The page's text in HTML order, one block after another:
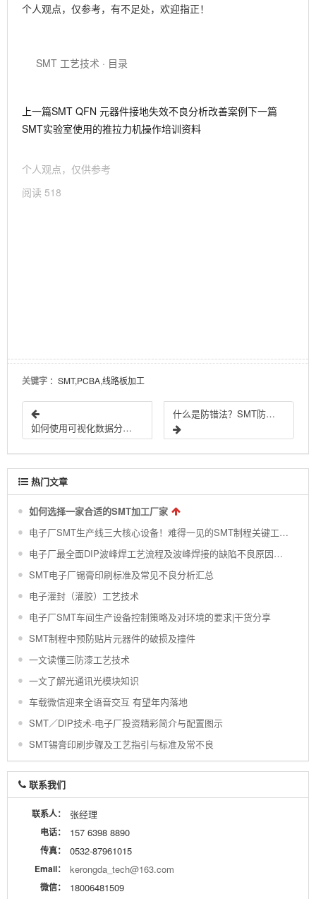
个人观点，仅参考，有不足处，欢迎指正！
SMT 工艺技术 · 目录
上一篇SMT QFN 元器件接地失效不良分析改善案例下一篇
SMT实验室使用的推拉力机操作培训资料
个人观点，仅供参考
阅读 518
关键字 ：SMT,PCBA,线路板加工
如何使用可视化数据分析提升SMT生产效率?
什么是防错法？SMT防错方法有哪些？结合案例分析！
热门文章
如何选择一家合适的SMT加工厂家
电子厂SMT生产线三大核心设备！难得一见的SMT制程关键工艺视频！
电子厂最全面DIP波峰焊工艺流程及波峰焊接的缺陷不良原因分析 !
SMT电子厂锡膏印刷标准及常见不良分析汇总
电子灌封（灌胶）工艺技术
电子厂SMT车间生产设备控制策略及对环境的要求|干货分享
SMT制程中预防贴片元器件的破损及撞件
一文读懂三防漆工艺技术
一文了解光通讯光模块知识
车载微信迎来全语音交互 有望年内落地
SMT／DIP技术-电子厂投资精彩简介与配置图示
SMT锡膏印刷步骤及工艺指引与标准及常不良
联系我们
联系人： 张经理
电话： 157 6398 8890
传真： 0532-87961015
Email： kerongda_tech@163.com
微信： 18006481509